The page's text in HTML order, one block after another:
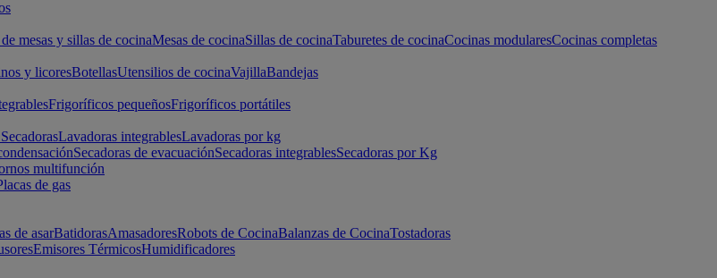
mesas y sillas de cocinaMesas de cocinaSillas de cocinaTaburetes de cocinaCocinas modularesCocinas completas
y licoresBotellasUtensilios de cocinaVajillaBandejas
Frigoríficos pequeñosFrigoríficos portátiles
Lavadoras integrablesLavadoras por kg
Secadoras de evacuaciónSecadoras integrablesSecadoras por Kg
multifunción
de gas
de asarBatidorasAmasadoresRobots de CocinaBalanzas de CocinaTostadoras
Emisores TérmicosHumidificadores